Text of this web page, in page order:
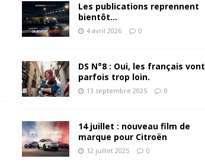
Les publications reprennent
bientôt…
4 avril 2026 0
DS N°8 : Oui, les français vont
parfois trop loin.
13 septembre 2025 0
14 juillet : nouveau film de
marque pour Citroën
12 juillet 2025 0